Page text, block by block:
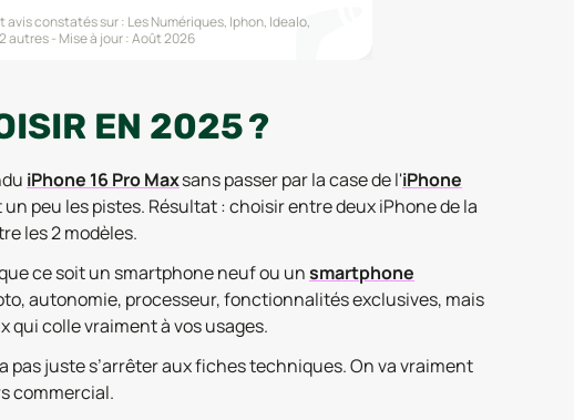
avis constatés sur : Les Numériques, Iphon, Idealo,
autres Mise à jour :Août 2026
EN 2025 ?
iPhone 16 Pro Maxsans passer par la case de l'iPhone
peu les pistes. Résultat : choisir entre deux iPhone de la
les 2 modèles.
ce soit un smartphone neuf ou unsmartphone
autonomie, processeur, fonctionnalités exclusives, mais
qui colle vraiment à vos usages.
juste s’arrêter aux fiches techniques. On va vraiment
commercial.